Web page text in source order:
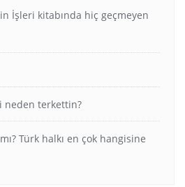
İşleri kitabında hiç geçmeyen
neden terkettin?
Türk halkı en çok hangisine